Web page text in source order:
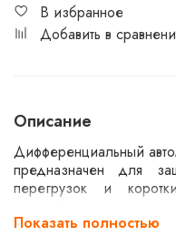
В избранное
Добавить в
Описание
Дифференциальный
предназначен для
перегрузок и
предотвращения
номинальный ток
Показать полностью